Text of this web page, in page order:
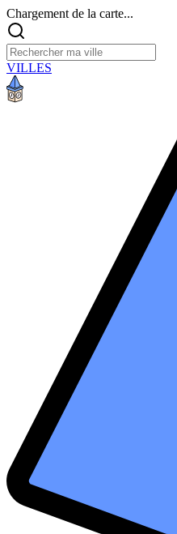
Chargement de la carte...
VILLES